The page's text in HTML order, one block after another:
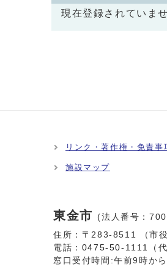
現在登録されていませ
リンク・著作権・免責事
施設マップ
東金市
(法人番号：
住所：〒283-8511 （市
電話： 0475-50-1111（代
窓口受付時間:午前9時か